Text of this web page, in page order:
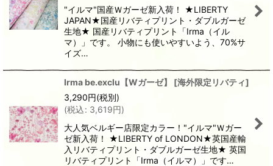
"イルマ"国産Ｗガーゼ新入荷！ ★LIBERTY
JAPAN★国産リバティプリント・ダブルガーゼ
生地★ 国産リバティプリント「Irma（イル
マ）」です。 小物にも使いやすいよう、70%サ
イズ…
Irma be.exclu【Wガーゼ】 [海外限定リバティ]
3,290円(税別)
(税込: 3,619円)
大人気ベルギー店限定カラー！"イルマ"Ｗガー
ゼ新入荷！ ★LIBERTY of LONDON★英国産輸
入リバティプリント・ダブルガーゼ生地★ 英国
リバティプリント「Irma（イルマ）」です…